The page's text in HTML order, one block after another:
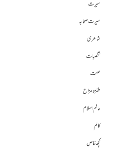
سیرت
سیرت صحابہ
شاعری
شخصیات
صحت
طنز و مزاح
عالم اسلام
کالم
کچھ خاص